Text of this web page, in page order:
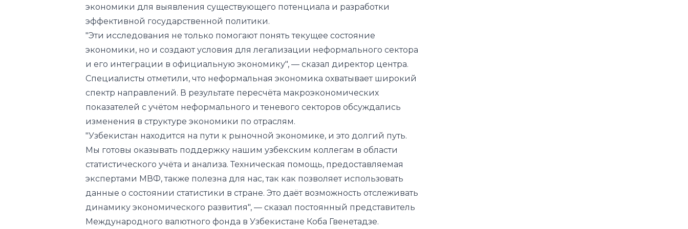
экономики, но и создают условия для легализации неформального сектора
и его интеграции в официальную экономику", — сказал директор центра.
Специалисты отметили, что неформальная экономика охватывает широкий
спектр направлений. В результате пересчёта макроэкономических
показателей с учётом неформального и теневого секторов обсуждались
изменения в структуре экономики по отраслям.
"Узбекистан находится на пути к рыночной экономике, и это долгий путь.
Мы готовы оказывать поддержку нашим узбекским коллегам в области
статистического учёта и анализа. Техническая помощь, предоставляемая
экспертами МВФ, также полезна для нас, так как позволяет использовать
данные о состоянии статистики в стране. Это даёт возможность отслеживать
динамику экономического развития", — сказал постоянный представитель
Международного валютного фонда в Узбекистане Коба Гвенетадзе.
Специалист по статистике реального сектора Международного валютного
фонда Леван Гогоберишвили в своём видеообращении представил
краткие выводы по результатам технических миссий МВФ по